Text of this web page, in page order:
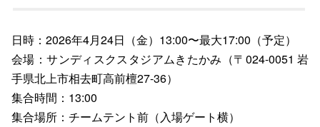
日時：2026年4月24日（金）13:00〜最大17:00（予定）
会場：サンディスクスタジアムきたかみ（〒024-0051 岩
手県北上市相去町高前檀27-36）
集合時間：13:00
集合場所：チームテント前（入場ゲート横）